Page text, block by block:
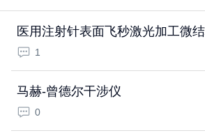
医用注射针表面飞秒激光加工微
其流体性能研究
1
马赫-曾德尔干涉仪
0